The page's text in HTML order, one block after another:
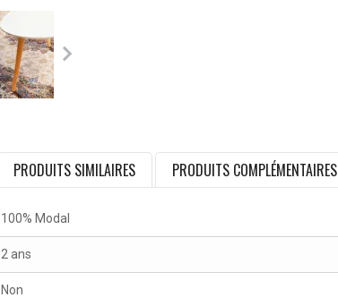
PRODUITS SIMILAIRES PRODUITS COMPLÉMENTAIRES
100% Modal
2 ans
Non